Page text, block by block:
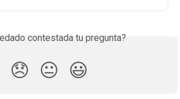
contestada tu pregunta?
😞 😐 😃